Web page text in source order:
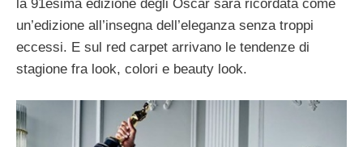
la 91esima edizione degli Oscar sarà ricordata come
un’edizione all’insegna dell’eleganza senza troppi
eccessi. E sul red carpet arrivano le tendenze di
stagione fra look, colori e beauty look.